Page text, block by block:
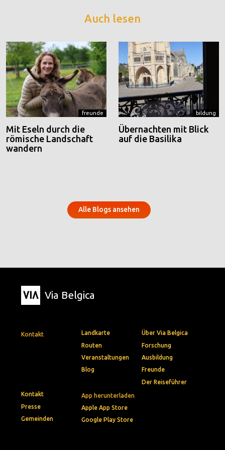
Auch lesen
freunde
Mit Eseln durch die
römische Landschaft
wandern
bildung
Übernachten mit Blick
auf die Basilika
Alle Blogs ansehen
Via Belgica
Kontakt
App herunterladen
Apple App Store
Google Play Store
Landkarte
Routen
Veranstaltungen
Blog
Über Via Belgica
Forschung
Ausbildung
Freunde
Der Reiseführer
Kontakt
Presse
Gemeinden